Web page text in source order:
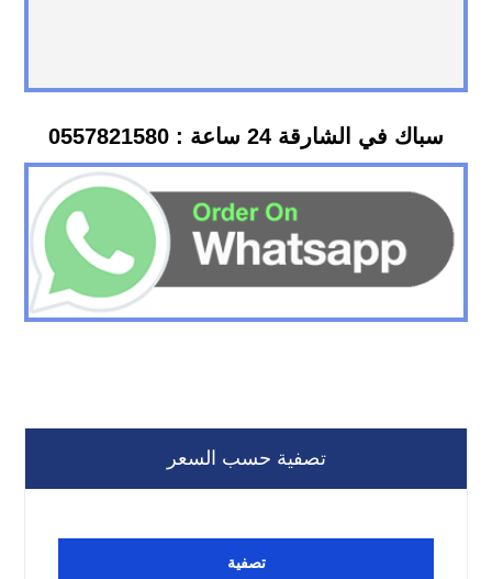
سباك في الشارقة 24 ساعة : 0557821580
تصفية حسب السعر
تصفية